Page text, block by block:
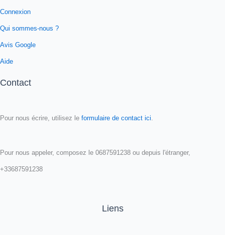
Connexion
Qui sommes-nous ?
Avis Google
Aide
Contact
Pour nous écrire, utilisez le formulaire de contact ici
Pour nous appeler, composez le 0687591238 ou depuis l'étranger,
+33687591238
Liens